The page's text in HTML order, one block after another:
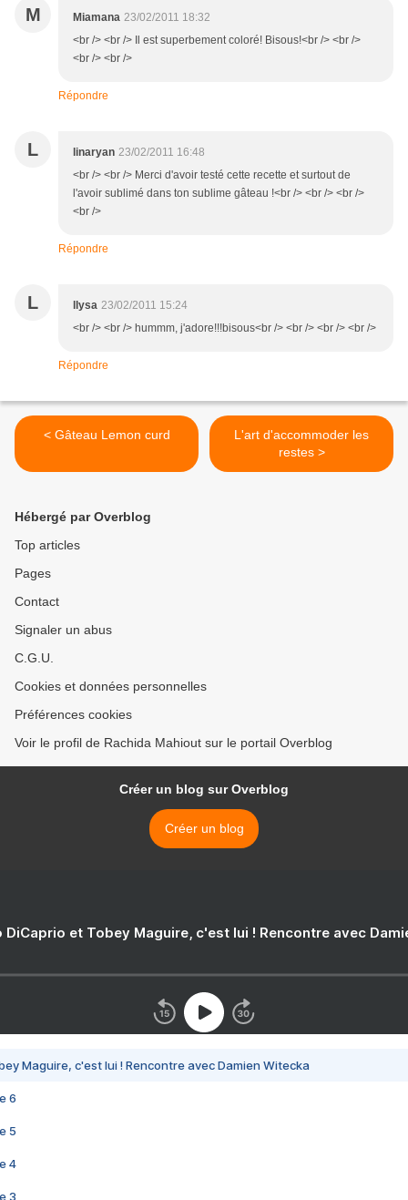
M Miamana 23/02/2011 18:32
<br /> <br /> Il est superbement coloré! Bisous!<br /> <br />
<br /> <br />
Répondre
L linaryan 23/02/2011 16:48
<br /> <br /> Merci d'avoir testé cette recette et surtout de
l'avoir sublimé dans ton sublime gâteau !<br /> <br /> <br />
<br />
Répondre
L llysa 23/02/2011 15:24
<br /> <br /> hummm, j'adore!!!bisous<br /> <br /> <br /> <br />
Répondre
< Gâteau Lemon curd
L'art d'accommoder les
restes >
Hébergé par Overblog
Top articles
Pages
Contact
Signaler un abus
C.G.U.
Cookies et données personnelles
Préférences cookies
Voir le profil de Rachida Mahiout sur le portail Overblog
Créer un blog sur Overblog
Créer un blog
DiCaprio et Tobey Maguire, c'est lui ! Rencontre avec
Maguire, c'est lui ! Rencontre avec Damien Witecka
6
5
4
3